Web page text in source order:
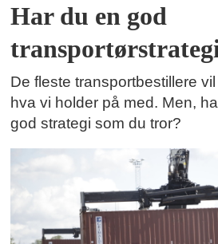
Har du en god
De fleste transportbestillere
hva vi holder på med. Men,
god strategi som du tror?